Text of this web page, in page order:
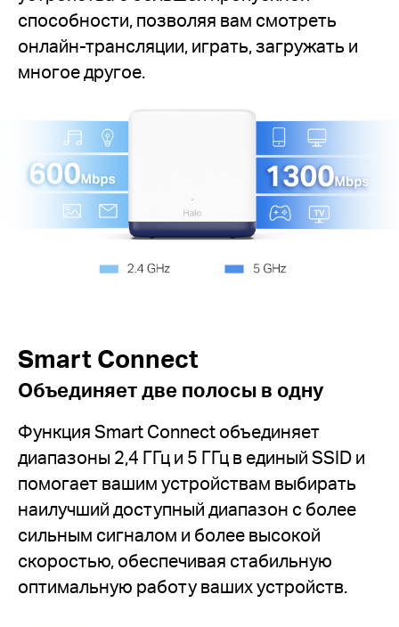
способности, позволяя вам смотреть
онлайн-трансляции, играть, загружать и
многое другое.
Smart Connect
Объединяет две полосы в одну
Функция Smart Connect объединяет
диапазоны 2,4 ГГц и 5 ГГц в единый SSID и
помогает вашим устройствам выбирать
наилучший доступный диапазон с более
сильным сигналом и более высокой
скоростью, обеспечивая стабильную
оптимальную работу ваших устройств.